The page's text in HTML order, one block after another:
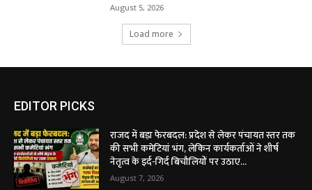
August 5, 2026
Load more
EDITOR PICKS
राजद में बड़ा फेरबदल: प्रदेश से लेकर पंचायत स्तर तक
की सभी कमेटियां भंग, लेकिन कार्यकर्ताओं ने शीर्ष
नेतृत्व के इर्द-गिर्द बिचौलियों पर उठाए...
August 7, 2026